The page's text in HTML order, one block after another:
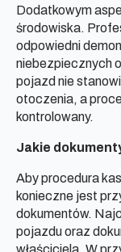
Dodatkowym
środowiska.
odpowiedni
niebezpiecznych
pojazd nie
otoczenia, a
kontrolowany.
Jakie
Aby procedura
konieczne jest
dokumentów.
pojazdu oraz
właściciela. W